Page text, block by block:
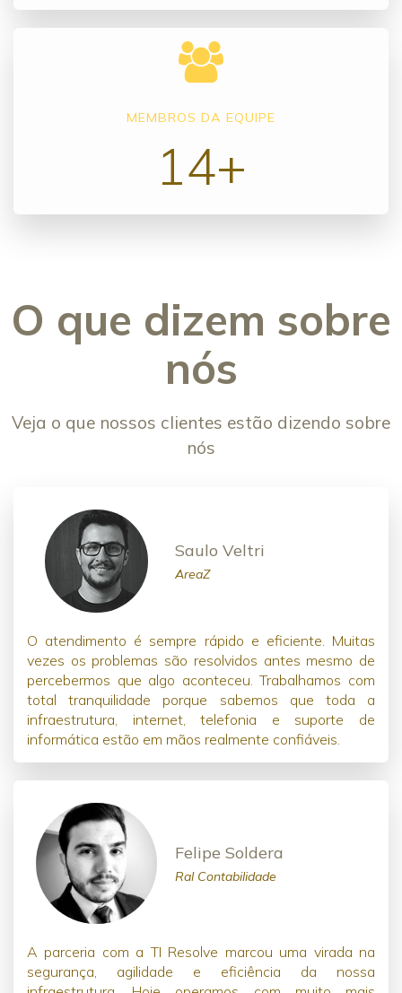
MEMBROS DA EQUIPE
14+
O que dizem sobre
nós
Veja o que nossos clientes estão dizendo sobre
nós
Saulo Veltri
AreaZ
O atendimento é sempre rápido e eficiente. Muitas
vezes os problemas são resolvidos antes mesmo de
percebermos que algo aconteceu. Trabalhamos com
total tranquilidade porque sabemos que toda a
infraestrutura, internet, telefonia e suporte de
informática estão em mãos realmente confiáveis.
Felipe Soldera
Ral Contabilidade
A parceria com a TI Resolve marcou uma virada na
segurança, agilidade e eficiência da nossa